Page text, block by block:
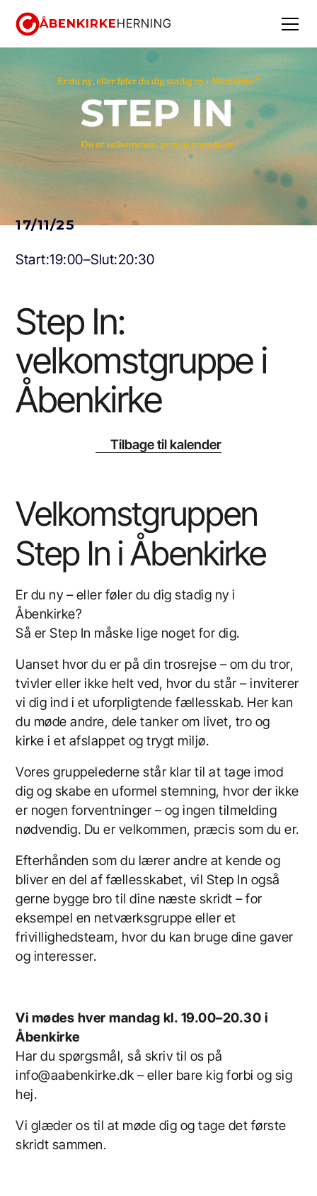
ÅBENKIRKEHERNING
17/11/25
Start:19:00–Slut:20:30
Step In:
velkomstgruppe i
Åbenkirke
Tilbage til kalender
Velkomstgruppen
Step In i Åbenkirke
Er du ny – eller føler du dig stadig ny i
Åbenkirke?
Så erStep In måske lige noget for dig.
Uanset hvor du er på din trosrejse – om du tror,
tvivler eller ikke helt ved, hvor du står – inviterer
vi dig ind i et uforpligtende fællesskab. Her kan
du møde andre, dele tanker om livet, tro og
kirke i et afslappet og trygt miljø.
Vores gruppelederne står klar til at tage imod
dig og skabe en uformel stemning, hvor der ikke
er nogen forventninger – og ingen tilmelding
nødvendig. Du er velkommen, præcis som du er.
Efterhånden som du lærer andre at kende og
bliver en del af fællesskabet, vil Step In også
gerne bygge bro til dine næste skridt – for
eksempel en netværksgruppe eller et
frivillighedsteam, hvor du kan bruge dine gaver
og interesser.
Vi mødes hver mandag kl. 19.00–20.30 i
Åbenkirke
Har du spørgsmål, så skriv til os på
info@aabenkirke.dk – eller bare kig forbi og sig
hej.
Vi glæder os til at møde dig og tage det første
skridt sammen.